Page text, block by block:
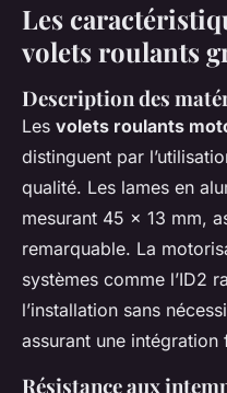
Les
volets roulants
Description des
Les volets roulants
distinguent par
qualité. Les lames en
mesurant 45 x 13 mm,
remarquable. La
systèmes comme l’ID2
l’installation sans
assurant une
Résistance aux